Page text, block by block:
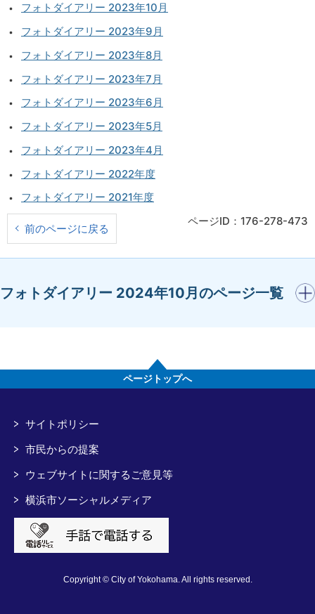
フォトダイアリー 2023年10月
フォトダイアリー 2023年9月
フォトダイアリー 2023年8月
フォトダイアリー 2023年7月
フォトダイアリー 2023年6月
フォトダイアリー 2023年5月
フォトダイアリー 2023年4月
フォトダイアリー 2022年度
フォトダイアリー 2021年度
前のページに戻る
ページID：176-278-473
フォトダイアリー 2024年10月のページ一覧
開く
ページトップへ
サイトポリシー
市民からの提案
ウェブサイトに関するご意見等
横浜市ソーシャルメディア
Copyright © City of Yokohama. All rights reserved.